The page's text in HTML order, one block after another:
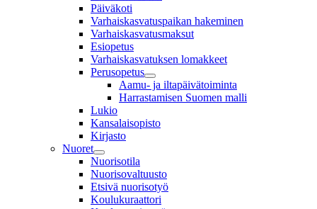
Päiväkoti
Varhaiskasvatuspaikan hakeminen
Varhaiskasvatusmaksut
Esiopetus
Varhaiskasvatuksen lomakkeet
Perusopetus
Aamu- ja iltapäivätoiminta
Harrastamisen Suomen malli
Lukio
Kansalaisopisto
Kirjasto
Nuoret
Nuorisotila
Nuorisovaltuusto
Etsivä nuorisotyö
Koulukuraattori